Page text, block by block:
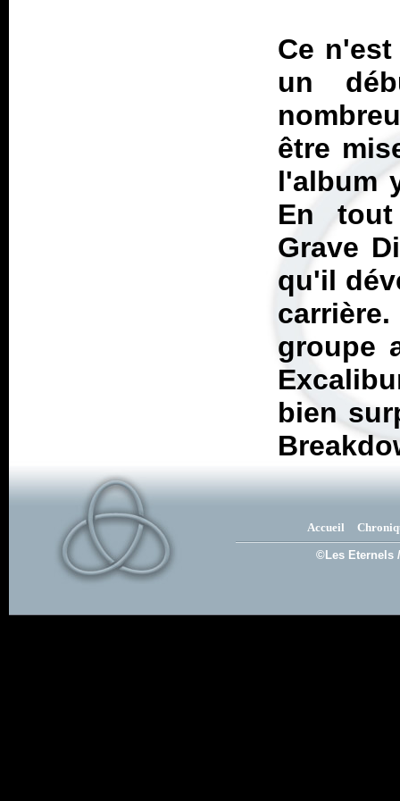
Ce
un
être
l'album
En
Grave
qu'il
groupe
bien
Accueil
©Les Eternels